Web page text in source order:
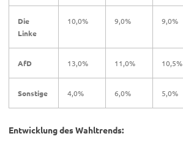
Die
Linke
10,0% 9,0% 9,0%
AfD 13,0% 11,0% 10,5%
Sonstige 4,0% 6,0% 5,0%
Entwicklung des Wahltrends: